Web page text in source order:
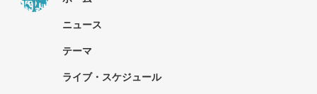
ニュース
テーマ
ライブ・スケジュール